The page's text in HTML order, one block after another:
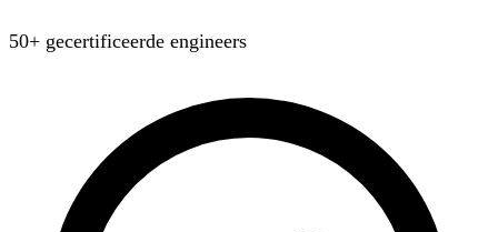
50+ gecertificeerde engineers